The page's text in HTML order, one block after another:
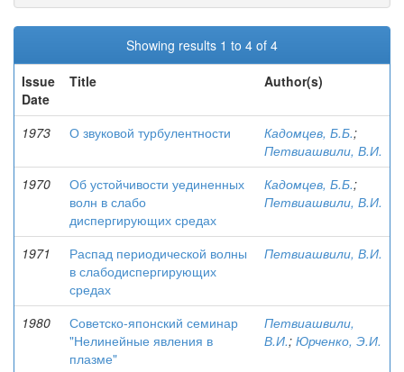
Showing results 1 to 4 of 4
Issue
Date
Title Author(s)
1973 О звуковой турбулентности Кадомцев, Б.Б.;
Петвиашвили, В.И.
1970
Об устойчивости уединенных
волн в слабо
диспергирующих средах
Кадомцев, Б.Б.;
Петвиашвили, В.И.
1971
Распад периодической волны
в слабодиспергирующих
средах
Петвиашвили, В.И.
1980
Советско-японский семинар
"Нелинейные явления в
плазме"
Петвиашвили,
В.И.; Юрченко, Э.И.